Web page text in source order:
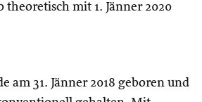
theoretisch mit 1. Jänner 2020
am 31. Jänner 2018 geboren und